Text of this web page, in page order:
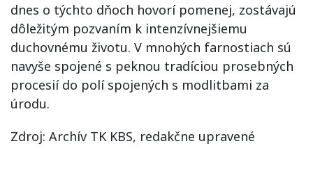
dnes o týchto dňoch hovorí pomenej, zostávajú
dôležitým pozvaním k intenzívnejšiemu
duchovnému životu. V mnohých farnostiach sú
navyše spojené s peknou tradíciou prosebných
procesií do polí spojených s modlitbami za
úrodu.
Zdroj: Archív TK KBS, redakčne upravené